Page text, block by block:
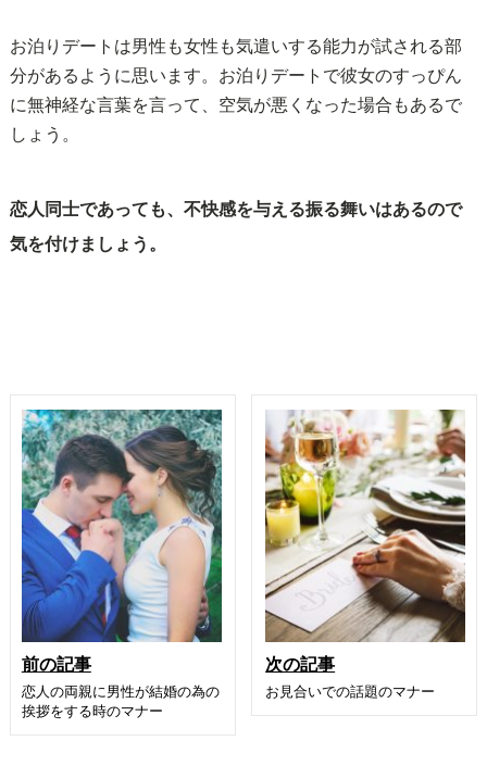
お泊りデートは男性も女性も気遣いする能力が試される部
分があるように思います。お泊りデートで彼女のすっぴん
に無神経な言葉を言って、空気が悪くなった場合もあるで
しょう。
恋人同士であっても、不快感を与える振る舞いはあるので
気を付けましょう。
前の記事
恋人の両親に男性が結婚の為の
挨拶をする時のマナー
次の記事
お見合いでの話題のマナー